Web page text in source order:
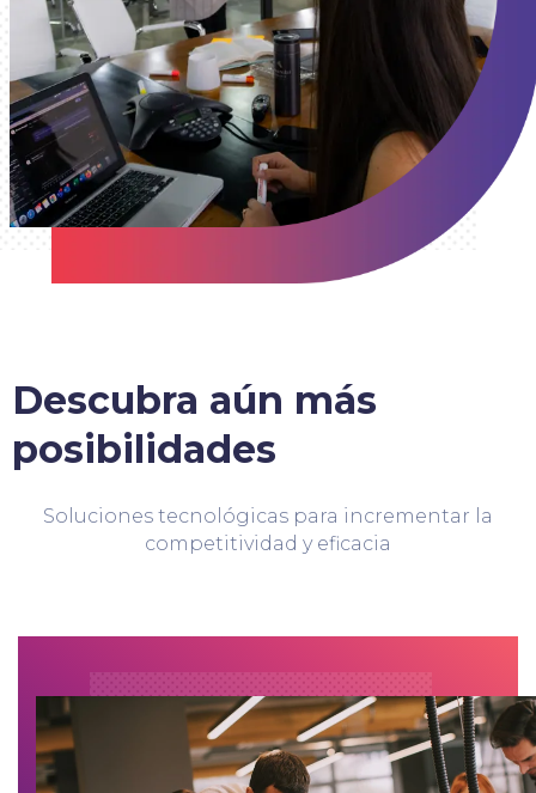
Descubra aún más
posibilidades
Soluciones tecnológicas para incrementar la
competitividad y eficacia